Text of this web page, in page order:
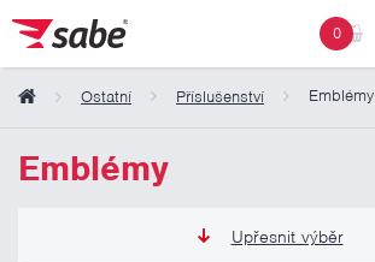
0
Ostatní Příslušenství Emblémy
Emblémy
Upřesnit výběr
Obsah košíku